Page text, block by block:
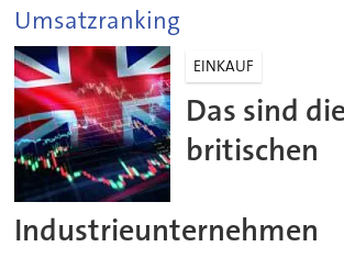
Umsatzranking
EINKAUF
Das sind
britischen
Industrieunternehmen